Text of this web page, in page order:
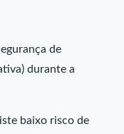
de
durante a
baixo risco de